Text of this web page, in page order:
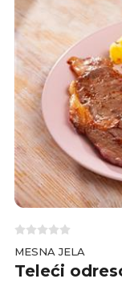
MESNA JELA
Teleći